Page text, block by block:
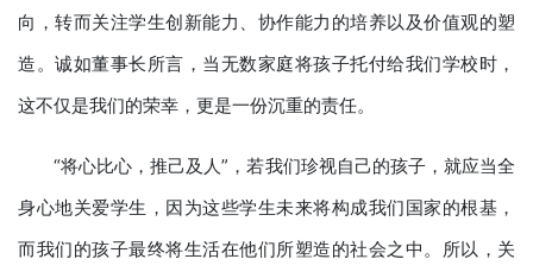
向，转而关注学生创新能力、协作能力的培养以及价值观的塑
造。诚如董事长所言，当无数家庭将孩子托付给我们学校时，
这不仅是我们的荣幸，更是一份沉重的责任。
“将心比心，推己及人”，若我们珍视自己的孩子，就应当全
身心地关爱学生，因为这些学生未来将构成我们国家的根基，
而我们的孩子最终将生活在他们所塑造的社会之中。所以，关